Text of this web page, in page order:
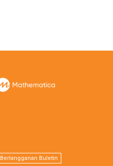
Berlangganan Buletin